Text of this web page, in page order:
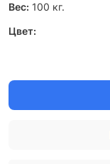
Вес: 100 кг.
Цвет: